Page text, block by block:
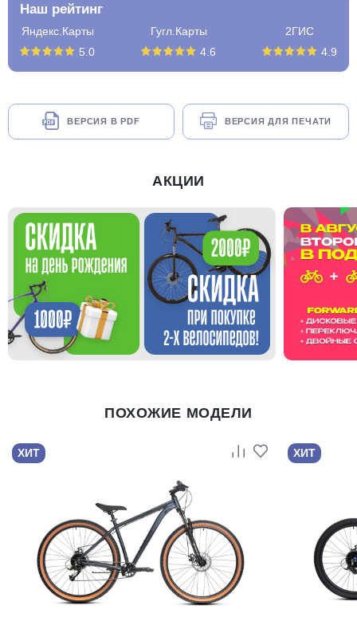
Наш рейтинг
Яндекс.Карты
5.0
Гугл.Карты
4.6
2ГИС
4.9
ВЕРСИЯ В PDF ВЕРСИЯ ДЛЯ ПЕЧАТИ
АКЦИИ
ПОХОЖИЕ МОДЕЛИ
ХИТ ХИТ